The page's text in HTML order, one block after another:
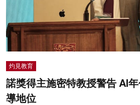
灼見教育
諾獎得主施密特教授警告 AI
導地位